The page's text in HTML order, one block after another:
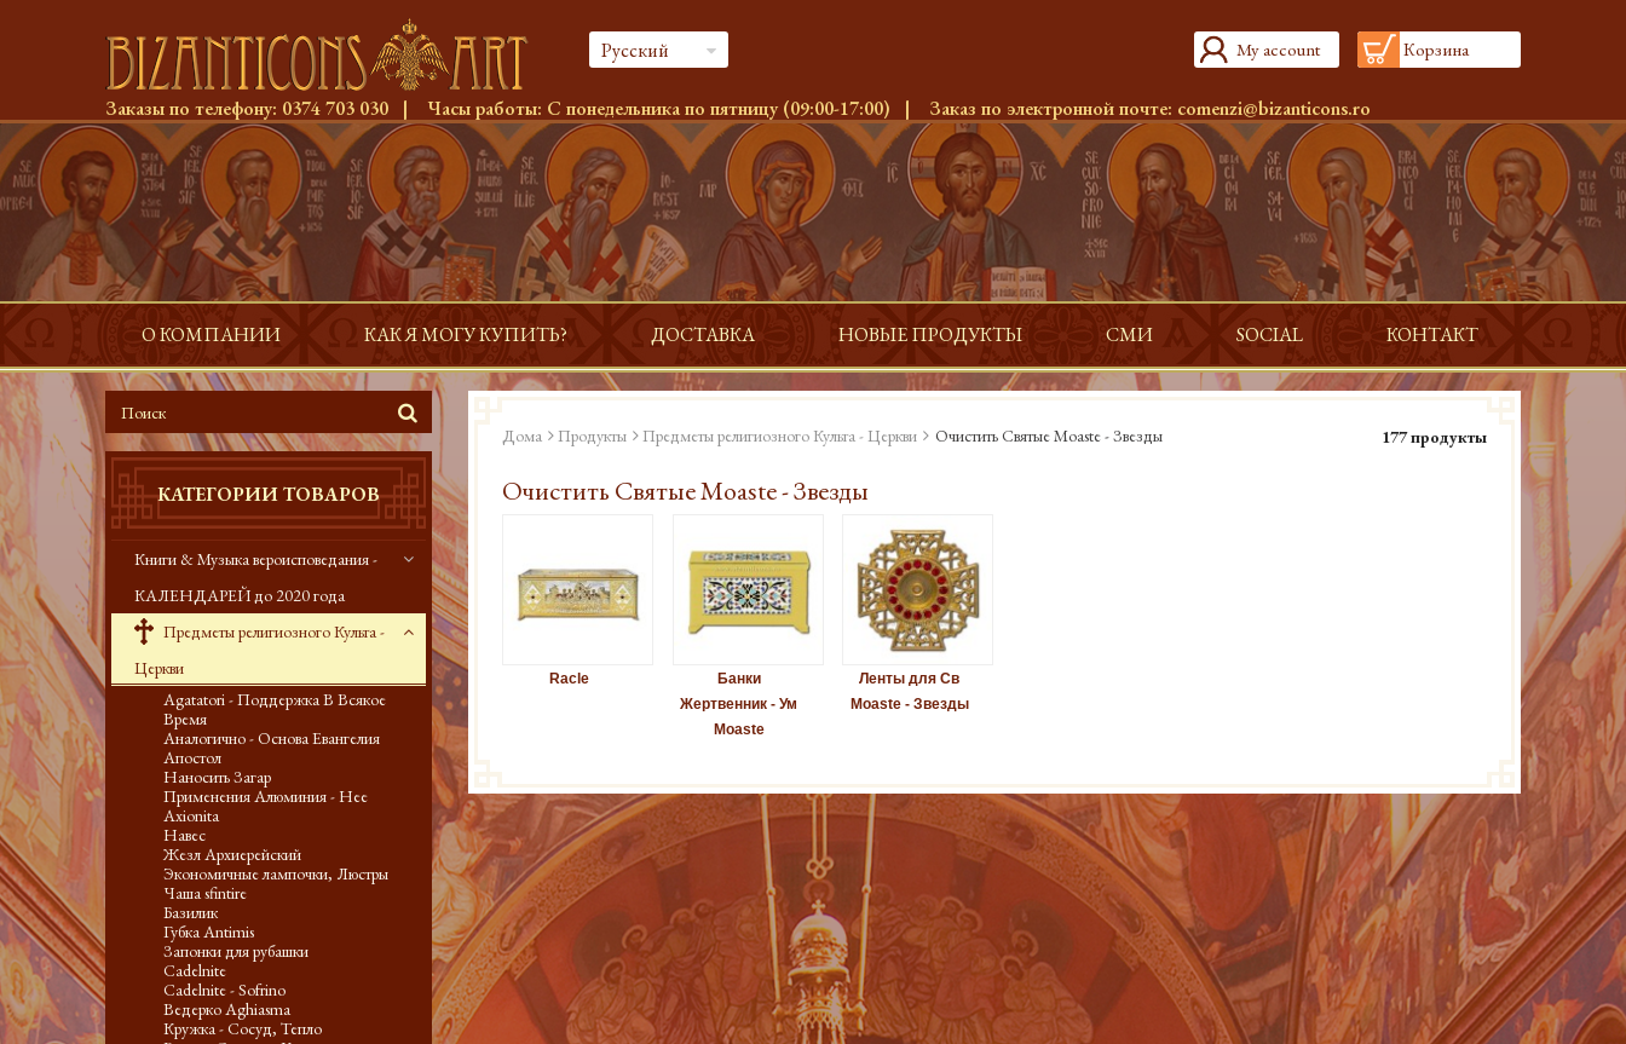
Русский My account Корзина
Заказы по телефону: 0374 703 030 | Часы работы: С понедельника по пятницу (09:00-17:00) | Заказ по электронной почте: comenzi@bizanticons.ro
О КОМПАНИИ КАК Я МОГУ КУПИТЬ? ДОСТАВКА НОВЫЕ ПРОДУКТЫ СМИ SOCIAL КОНТАКТ
КАТЕГОРИИ ТОВАРОВ
Книги & Музыка вероисповедания -
КАЛЕНДАРЕЙ до 2020 года
Предметы религиозного Культа -
Церкви
Agatatori - Поддержка В Всякое
Время
Аналогично - Основа Евангелия
Апостол
Наносить Загар
Применения Алюминия - Нее
Axionita
Навес
Жезл Архиерейский
Экономичные лампочки, Люстры
Чаша sfintire
Базилик
Губка Antimis
Запонки для рубашки
Cadelnite
Cadelnite - Sofrino
Ведерко Aghiasma
Кружка - Сосуд, Тепло
Дома Продукты Предметы религиозного Культа - Церкви Очистить Святые Moaste - Звезды 177 продукты
Очистить Святые Moaste - Звезды
Racle
Банки
Жертвенник - Ум
Moaste
Ленты для Св
Moaste - Звезды